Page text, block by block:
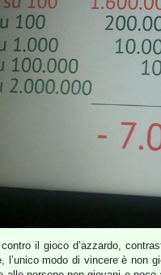
il gioco d’azzardo,
l’unico modo di vincere è